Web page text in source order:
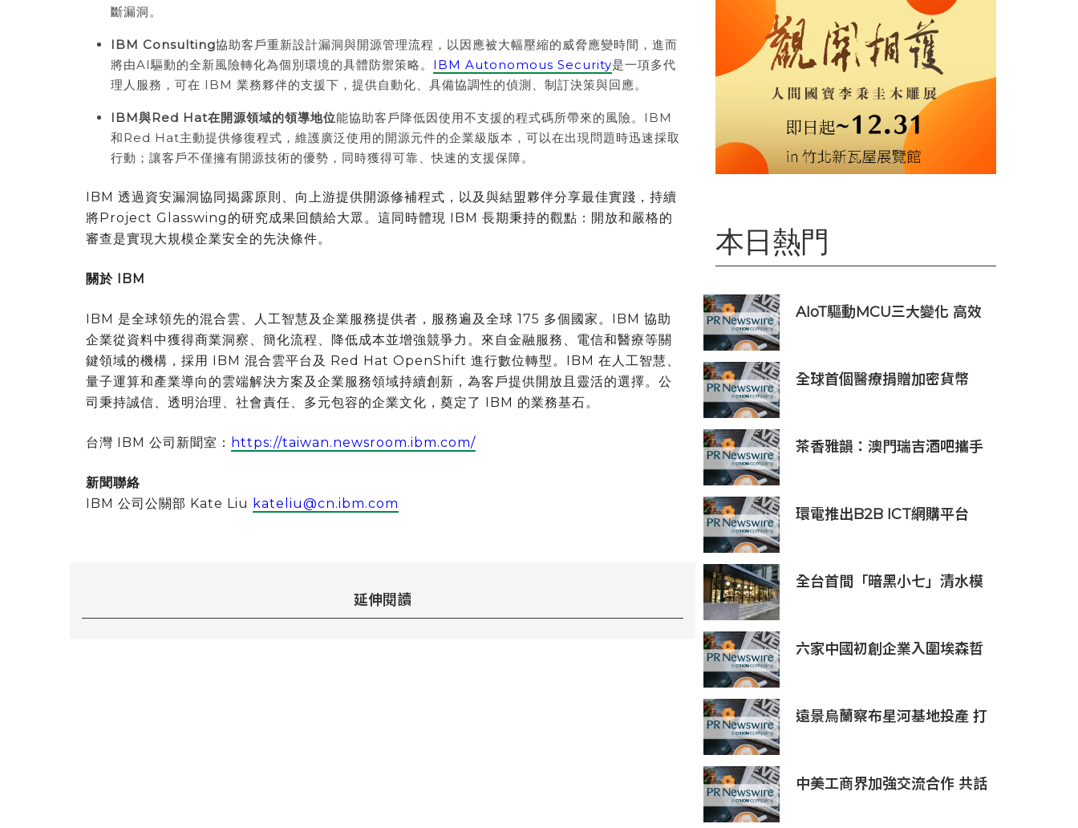
斷漏洞。
IBM Consulting協助客戶重新設計漏洞與開源管理流程，以因應被大幅壓縮的威脅應變時間，進而
將由AI驅動的全新風險轉化為個別環境的具體防禦策略。 IBM Autonomous Security是一項多代
理人服務，可在 IBM 業務夥伴的支援下，提供自動化、具備協調性的偵測、制訂決策與回應。
IBM與Red Hat在開源領域的領導地位能協助客戶降低因使用不支援的程式碼所帶來的風險。IBM
和Red Hat主動提供修復程式，維護廣泛使用的開源元件的企業級版本，可以在出現問題時迅速採取
行動；讓客戶不僅擁有開源技術的優勢，同時獲得可靠、快速的支援保障。
IBM 透過資安漏洞協同揭露原則、向上游提供開源修補程式，以及與結盟夥伴分享最佳實踐，持續
將Project Glasswing的研究成果回饋給大眾。這同時體現 IBM 長期秉持的觀點：開放和嚴格的
審查是實現大規模企業安全的先決條件。
關於 IBM
IBM 是全球領先的混合雲、人工智慧及企業服務提供者，服務遍及全球 175 多個國家。IBM 協助
企業從資料中獲得商業洞察、簡化流程、降低成本並增強競爭力。來自金融服務、電信和醫療等關
鍵領域的機構，採用 IBM 混合雲平台及 Red Hat OpenShift 進行數位轉型。IBM 在人工智慧、
量子運算和產業導向的雲端解決方案及企業服務領域持續創新，為客戶提供開放且靈活的選擇。公
司秉持誠信、透明治理、社會責任、多元包容的企業文化，奠定了 IBM 的業務基石。
台灣 IBM 公司新聞室： https://taiwan.newsroom.ibm.com/
新聞聯絡
IBM 公司公關部 Kate Liu kateliu@cn.ibm.com
延伸閱讀
本日熱門
AIoT驅動MCU三大變化 高效
全球首個醫療捐贈加密貨幣
茶香雅韻：澳門瑞吉酒吧攜手
環電推出B2B ICT網購平台
全台首間「暗黑小七」清水模
六家中國初創企業入圍埃森哲
遠景烏蘭察布星河基地投產 打
中美工商界加強交流合作 共話